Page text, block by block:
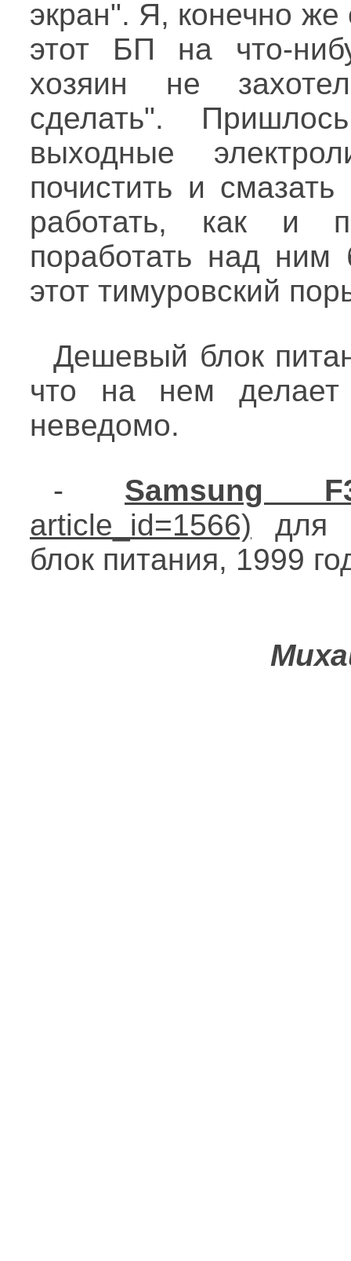
экран". Я, конечно
этот БП на что-
хозяин не
сделать".
выходные
почистить и
работать, как и
поработать над ним
этот тимуровский
Дешевый блок
что на нем делает
неведомо.
- Samsung
для
блок питания, 1999